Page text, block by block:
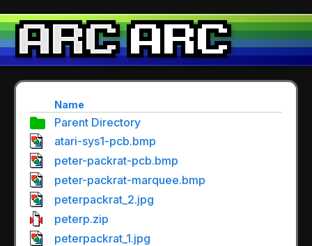
Name
Parent Directory
atari-sys1-pcb.bmp
peter-packrat-pcb.bmp
peter-packrat-marquee.bmp
peterpackrat_2.jpg
peterp.zip
peterpackrat_1.jpg